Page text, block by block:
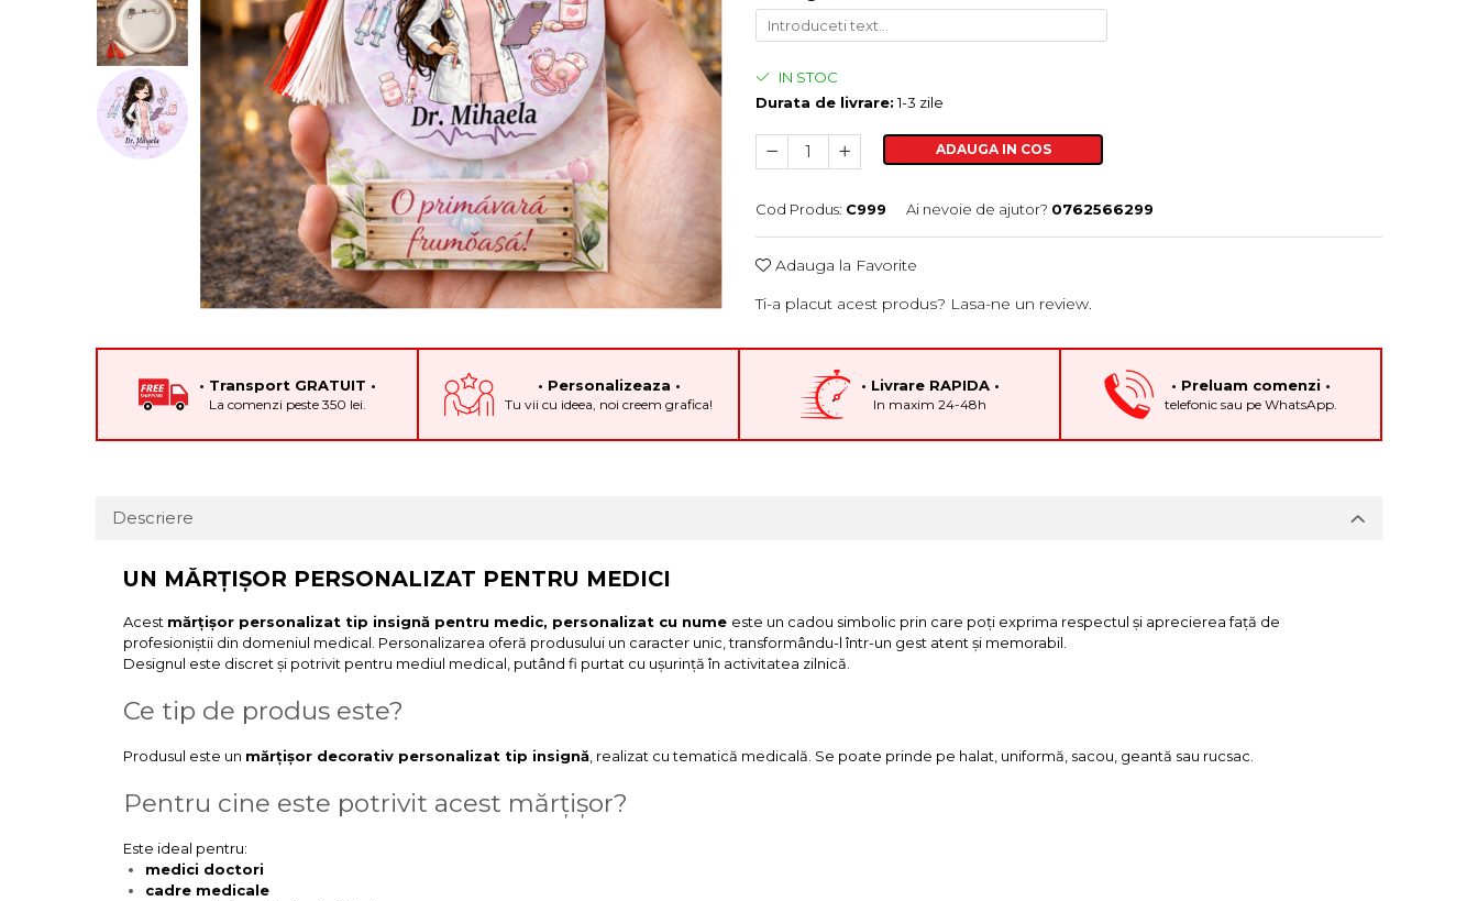
Body bebelusi personalizate
Perne personalizate
Plusuri personalizate
Agende personalizate
Etichete pentru sticla de vin
Cadouri Personalizate Unice
Cadouri pentru Doctori
Cadouri Pensionare
Cadouri Profesori
IN STOC
Durata de livrare:1-3 zile
ADAUGA IN COS
Cod Produs: C999 Ai nevoie de ajutor? 0762566299
Adauga la Favorite
Ti-a placut acest produs? Lasa-ne un review.
• Transport GRATUIT •
La comenzi peste 350 lei.
• Personalizeaza •
Tu vii cu ideea, noi creem grafica!
• Livrare RAPIDA •
In maxim 24-48h
• Preluam comenzi •
telefonic sau pe WhatsApp.
Descriere
UN MĂRȚIȘOR PERSONALIZAT PENTRU MEDICI
Acest mărțișor personalizat tip insignă pentru medic, personalizat cu nume este un cadou simbolic prin care poți exprima respectul și aprecierea față de
profesioniștii din domeniul medical. Personalizarea oferă produsului un caracter unic, transformându-l într-un gest atent și memorabil.
Designul este discret și potrivit pentru mediul medical, putând fi purtat cu ușurință în activitatea zilnică.
Ce tip de produs este?
Produsul este un mărțișor decorativ personalizat tip insignă , realizat cu tematică medicală. Se poate prinde pe halat, uniformă, sacou, geantă sau rucsac.
Pentru cine este potrivit acest mărțișor?
Este ideal pentru:
medici doctori
cadre medicale